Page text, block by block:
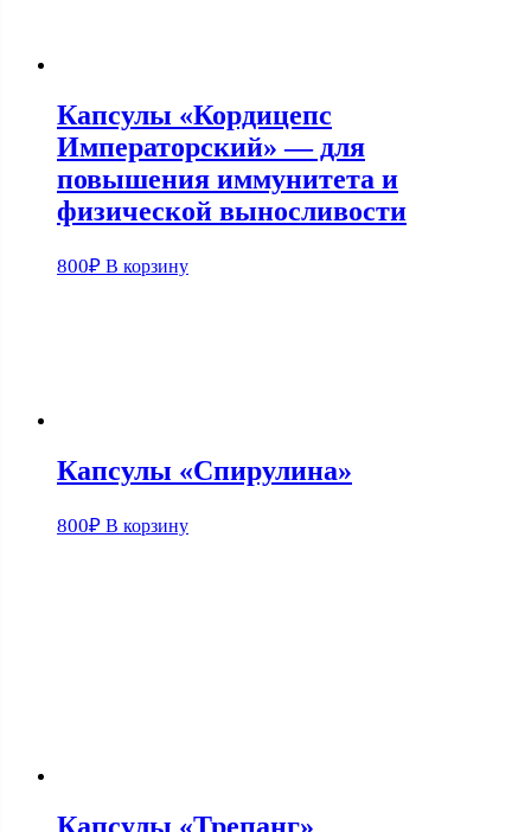
Капсулы «Кордицепс
Императорский» — для
повышения иммунитета и
физической выносливости
800₽ В корзину
Капсулы «Спирулина»
800₽ В корзину
Капсулы «Трепанг»